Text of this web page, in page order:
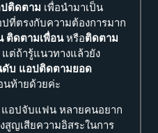
ปติดตาม เพื่อนำมาเป็น
ที่ตรงกับความต้องการมาก
ติดตามเพื่อนหรือติดตาม
ต่ถ้ารู้แนวทางแล้วยัง
ดับ แอปติดตามยอด
ท้ายด้วยค่ะ
อปจับแฟน หลายคนอยาก
ญเสียความอิสระในการ